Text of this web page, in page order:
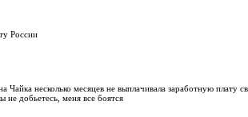
России
несколько месяцев не выплачивала заработную
добьетесь, меня все боятся